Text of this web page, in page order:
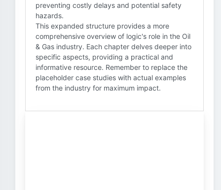
preventing costly delays and potential safety
hazards.
This expanded structure provides a more
comprehensive overview of logic's role in the Oil
& Gas industry. Each chapter delves deeper into
specific aspects, providing a practical and
informative resource. Remember to replace the
placeholder case studies with actual examples
from the industry for maximum impact.